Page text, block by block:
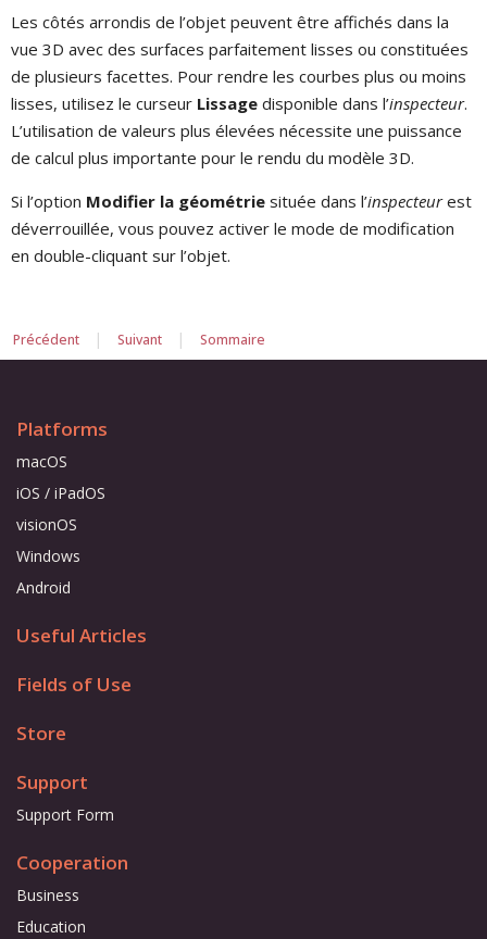
Les côtés arrondis de l’objet peuvent être affichés dans la
vue 3D avec des surfaces parfaitement lisses ou constituées
de plusieurs facettes. Pour rendre les courbes plus ou moins
lisses, utilisez le curseur Lissage disponible dans l’inspecteur.
L’utilisation de valeurs plus élevées nécessite une puissance
de calcul plus importante pour le rendu du modèle 3D.
Si l’option Modifier la géométrie située dans l’inspecteurest
déverrouillée, vous pouvez activer le mode de modification
en double-cliquant sur l’objet.
Précédent | Suivant | Sommaire
Platforms
macOS
iOS / iPadOS
visionOS
Windows
Android
Useful Articles
Fields of Use
Store
Support
Support Form
Cooperation
Business
Education